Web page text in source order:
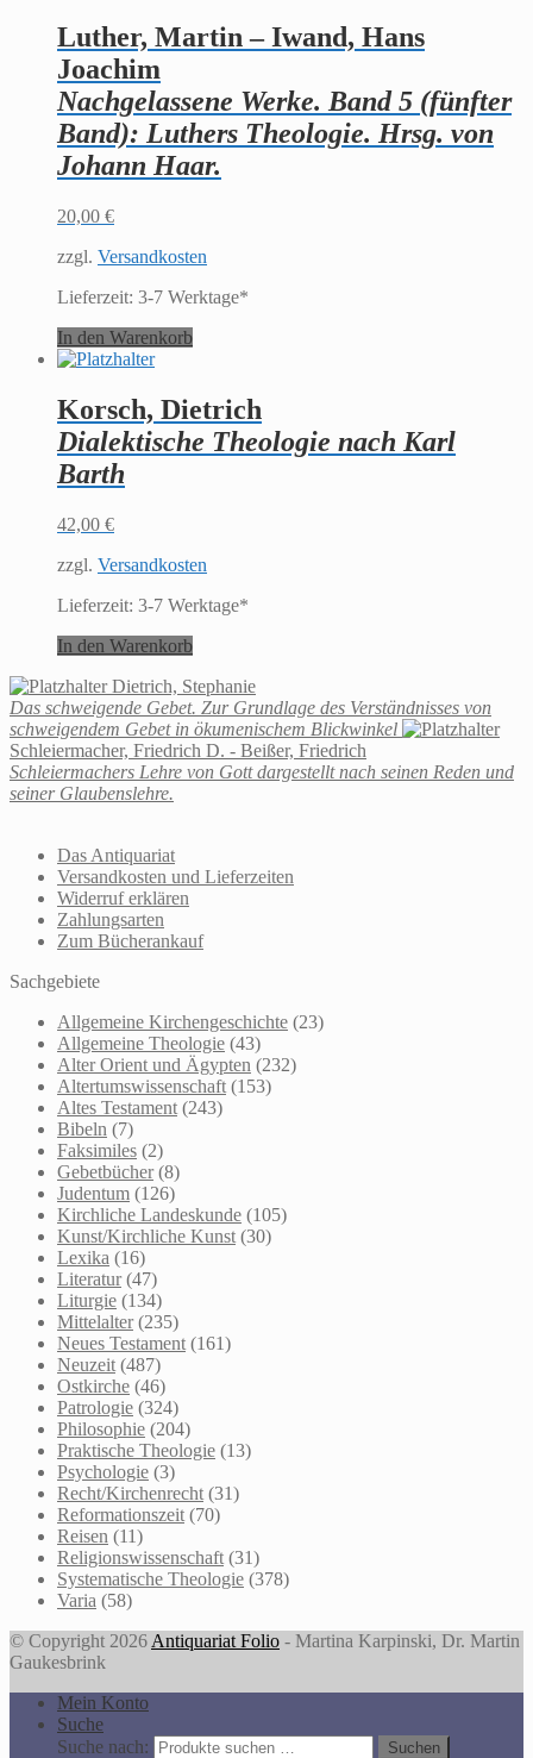
Luther, Martin – Iwand, Hans
Joachim
Nachgelassene Werke. Band 5 (fünfter
Band): Luthers Theologie. Hrsg. von
Johann Haar.
20,00 €
zzgl. Versandkosten
Lieferzeit: 3-7 Werktage*
In den Warenkorb
Korsch, Dietrich
Dialektische Theologie nach Karl
Barth
42,00 €
zzgl. Versandkosten
Lieferzeit: 3-7 Werktage*
In den Warenkorb
Dietrich, Stephanie
Das schweigende Gebet. Zur Grundlage des Verständnisses von
schweigendem Gebet in ökumenischem Blickwinkel
Schleiermacher, Friedrich D. - Beißer, Friedrich
Schleiermachers Lehre von Gott dargestellt nach seinen Reden und
seiner Glaubenslehre.
Das Antiquariat
Versandkosten und Lieferzeiten
Widerruf erklären
Zahlungsarten
Zum Bücherankauf
Sachgebiete
Allgemeine Kirchengeschichte (23)
Allgemeine Theologie (43)
Alter Orient und Ägypten (232)
Altertumswissenschaft (153)
Altes Testament (243)
Bibeln (7)
Faksimiles (2)
Gebetbücher (8)
Judentum (126)
Kirchliche Landeskunde (105)
Kunst/Kirchliche Kunst (30)
Lexika (16)
Literatur (47)
Liturgie (134)
Mittelalter (235)
Neues Testament (161)
Neuzeit (487)
Ostkirche (46)
Patrologie (324)
Philosophie (204)
Praktische Theologie (13)
Psychologie (3)
Recht/Kirchenrecht (31)
Reformationszeit (70)
Reisen (11)
Religionswissenschaft (31)
Systematische Theologie (378)
Varia (58)
© Copyright 2026 Antiquariat Folio - Martina Karpinski, Dr. Martin
Gaukesbrink
Mein Konto
Suche
Suche nach:
Suchen